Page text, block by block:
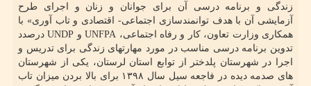
زندگی و برنامه درسی آن برای جوانان و زنان و اجرای طرح
آزمایشی آن با هدف توانمندسازی اجتماعی- اقتصادی و تاب آوری» با
همکاری وزارت تعاون، کار و رفاه اجتماعی، UNFPA و UNDP درصدد
تدوین برنامه درسی مناسب در مورد مهارتهای زندگی برای تدریس و
اجرا در شهرستان پلدختر از توابع استان لرستان، یکی از شهرستان
های صدمه دیده در فاجعه سیل سال ۱۳۹۸ برای بالا بردن میزان تاب